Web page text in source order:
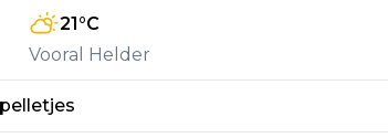
21°C
Vooral Helder